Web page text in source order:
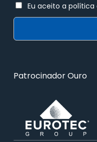
Eu aceito a política
Patrocinador Ouro